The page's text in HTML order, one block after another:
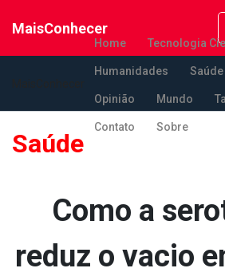
MaisConhecer
Home Tecnologia
Humanidades Saúde
Opinião Mundo
Contato Sobre
Saúde
Como a
reduz o va­cio